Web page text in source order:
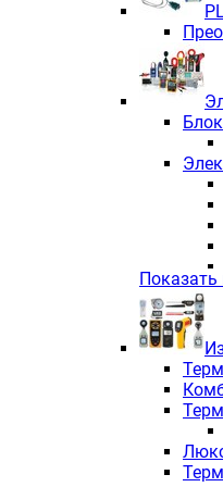
Показать